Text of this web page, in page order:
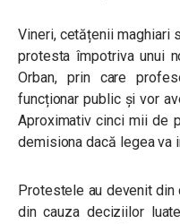
Vineri, cetățenii maghiari
protesta împotriva unui
Orban, prin care
funcționar public și vor
Aproximativ cinci mii de
demisiona dacă legea va
Protestele au devenit din
din cauza deciziilor